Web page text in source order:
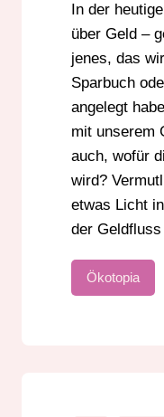
In der
über Geld –
jenes, das
Sparbuch
angelegt
mit unserem
auch, wofür
wird?
etwas Licht
der
Ökotopia